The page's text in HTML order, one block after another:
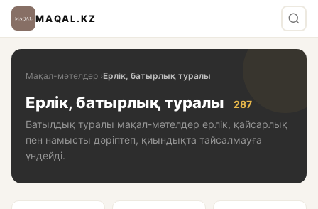
MAQAL.KZ
Мақал-мәтелдер ›Ерлік, батырлық туралы
Ерлік, батырлық туралы
287
Батылдық туралы мақал-мәтелдер ерлік, қайсарлық
пен намысты дәріптеп, қиындықта тайсалмауға
үндейді.